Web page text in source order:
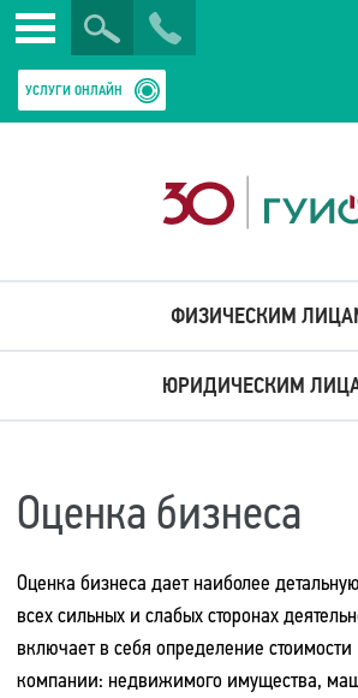
Закрыть
Искать
УСЛУГИ ОНЛАЙН
ФИЗИЧЕСКИМ
ЮРИДИЧЕСКИМ
Оценка бизнеса
Оценка бизнеса дает наиболее
всех сильных и слабых сторонах
включает в себя определение
компании: недвижимого имущества,